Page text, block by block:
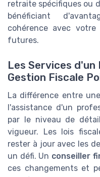
retraite spécifiques ou
bénéficiant
cohérence avec
futures.
Les Services d'un
Gestion Fiscale
La différence entre
l'assistance d'un
par le niveau de
vigueur. Les lois
rester à jour avec les
un défi. Un conseiller
ces changements et